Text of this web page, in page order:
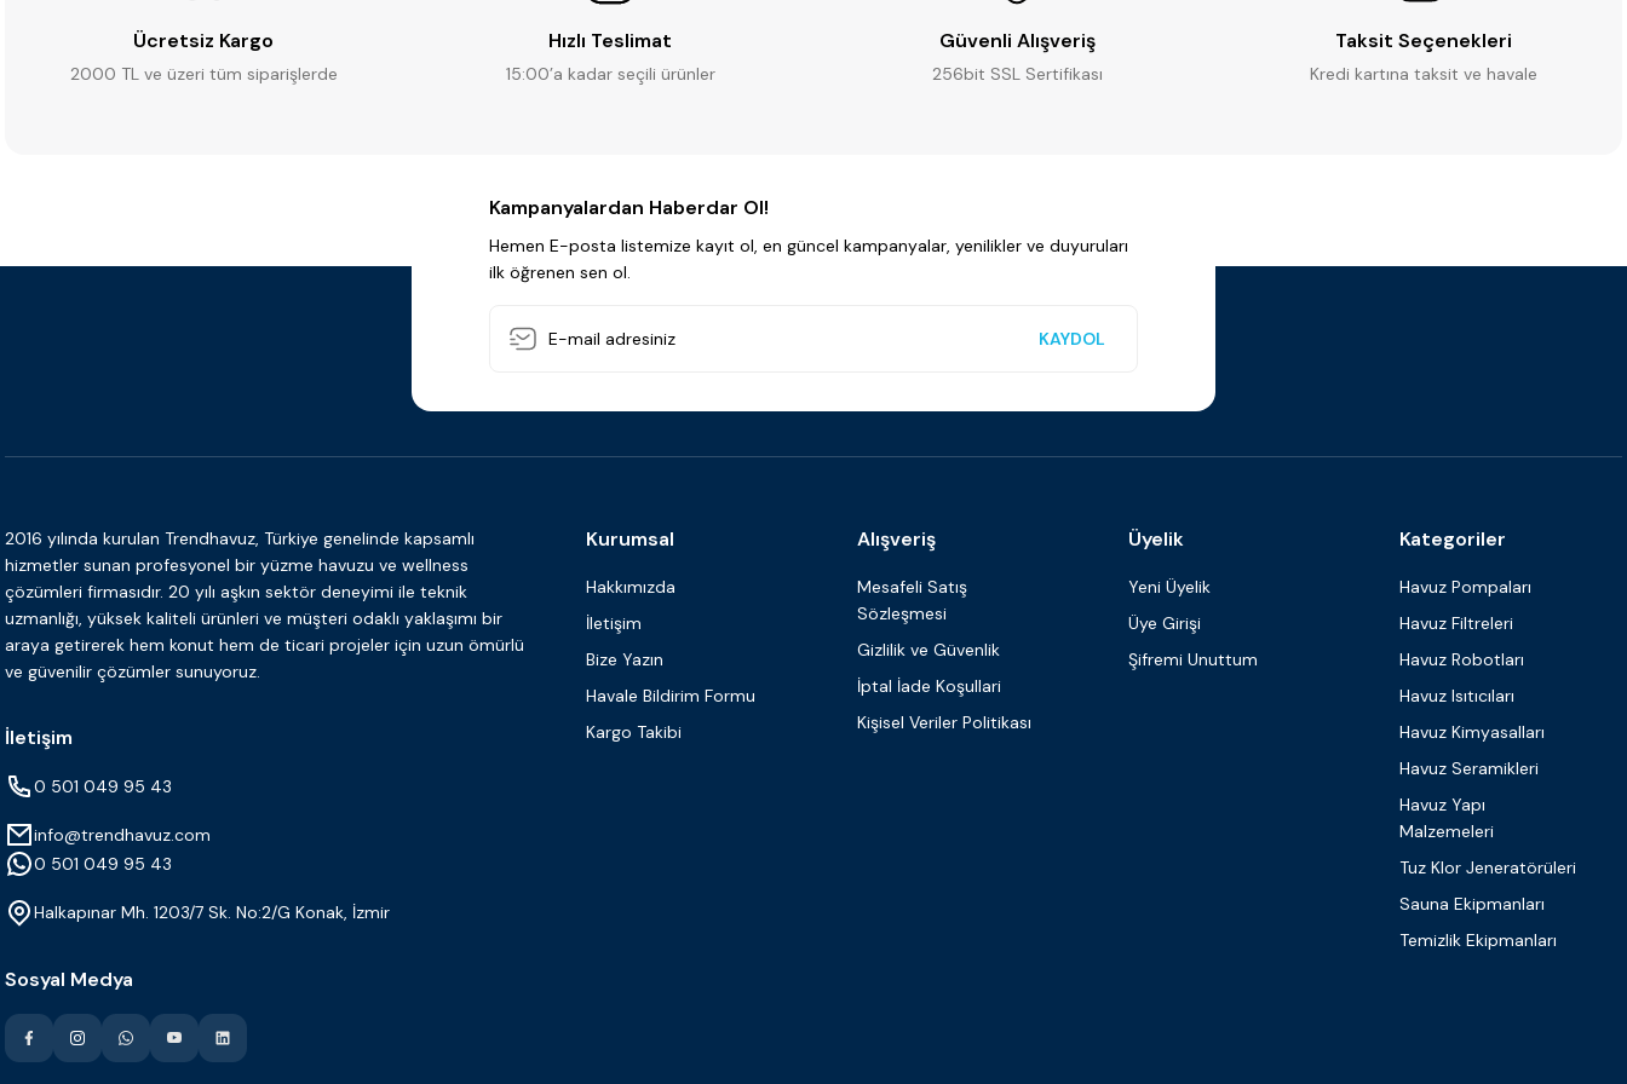
Ücretsiz Kargo
2000 TL ve üzeri tüm siparişlerde
Hızlı Teslimat
15:00’a kadar seçili ürünler
Güvenli Alışveriş
256bit SSL Sertifikası
Taksit Seçenekleri
Kredi kartına taksit ve havale
Kampanyalardan Haberdar Ol!
Hemen E-posta listemize kayıt ol, en güncel kampanyalar, yenilikler ve duyuruları
ilk öğrenen sen ol.
KAYDOL
2016 yılında kurulan Trendhavuz, Türkiye genelinde kapsamlı
hizmetler sunan profesyonel bir yüzme havuzu ve wellness
çözümleri firmasıdır. 20 yılı aşkın sektör deneyimi ile teknik
uzmanlığı, yüksek kaliteli ürünleri ve müşteri odaklı yaklaşımı bir
araya getirerek hem konut hem de ticari projeler için uzun ömürlü
ve güvenilir çözümler sunuyoruz.
İletişim
0 501 049 95 43
info@trendhavuz.com
0 501 049 95 43
Halkapınar Mh. 1203/7 Sk. No:2/G Konak, İzmir
Sosyal Medya
Kurumsal
Hakkımızda
İletişim
Bize Yazın
Havale Bildirim Formu
Kargo Takibi
Alışveriş
Mesafeli Satış
Sözleşmesi
Gizlilik ve Güvenlik
İptal İade Koşullari
Kişisel Veriler Politikası
Üyelik
Yeni Üyelik
Üye Girişi
Şifremi Unuttum
Kategoriler
Havuz Pompaları
Havuz Filtreleri
Havuz Robotları
Havuz Isıtıcıları
Havuz Kimyasalları
Havuz Seramikleri
Havuz Yapı
Malzemeleri
Tuz Klor Jeneratörüleri
Sauna Ekipmanları
Temizlik Ekipmanları